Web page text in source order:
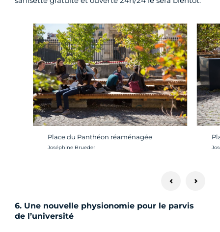
Place du Panthéon réaménagée
Crédit photo :
Joséphine Brueder
6. Une nouvelle physionomie pour le parvis
de l’université